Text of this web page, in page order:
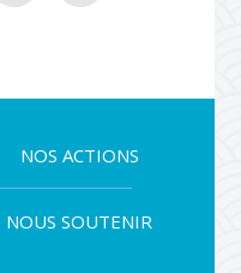
NOS ACTIONS
NOUS SOUTENIR